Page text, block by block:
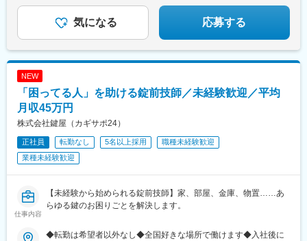
◆平均月収45万円
◆年収例1020万円（26歳）
気になる 応募する
NEW
「困ってる人」を助ける錠前技師／未経験歓迎／平均
月収45万円
株式会社鍵屋（カギサポ24）
正社員 転勤なし 5名以上採用
職種未経験歓迎
業種未経験歓迎
仕事内容
【未経験から始められる錠前技師】家、部屋、金庫、物置……あ
らゆる鍵のお困りごとを解決します。
◆転勤は希望者以外なし◆全国好きな場所で働けます◆入社後に